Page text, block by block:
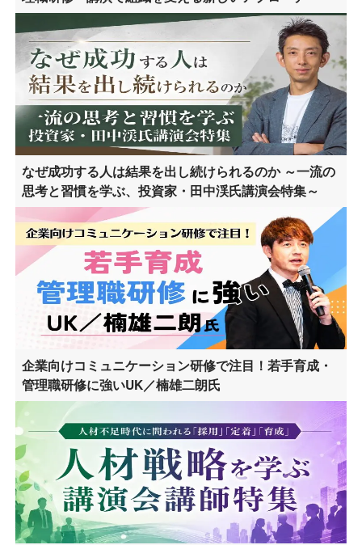
なぜ成功する人は結果を出し続けられるのか ～一流の
思考と習慣を学ぶ、投資家・田中渓氏講演会特集～
企業向けコミュニケーション研修で注目！若手育成・
管理職研修に強いUK／楠雄二朗氏